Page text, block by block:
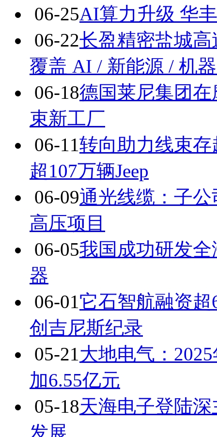
06-25AI算力升级 华
06-22长盈精密盐城
覆盖 AI / 新能源 / 机
06-18德国莱尼集团
束新工厂
06-11转向助力线束存
超107万辆Jeep
06-09通光线缆：子
高压项目
06-05我国成功研发
器
06-01 它石智航融资
创吉尼斯纪录
05-21 大地电气：
加6.55亿元
05-18天海电子登陆
发展